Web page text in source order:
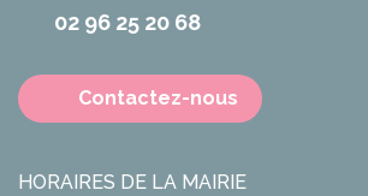
02 96 25 20 68
Contactez-nous
HORAIRES DE LA MAIRIE